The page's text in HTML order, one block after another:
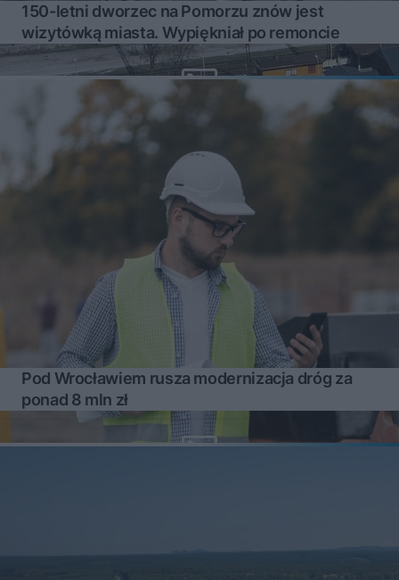
150-letni dworzec na Pomorzu znów jest
wizytówką miasta. Wypiękniał po remoncie
Pod Wrocławiem rusza modernizacja dróg za
ponad 8 mln zł